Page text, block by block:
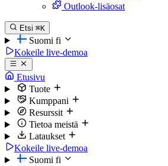
Outlook-lisäosat
Etsi ⌘K
Suomi fi
Kokeile live-demoa
Etusivu
Tuote
Kumppani
Resurssit
Tietoa meistä
Lataukset
Kokeile live-demoa
Suomi fi